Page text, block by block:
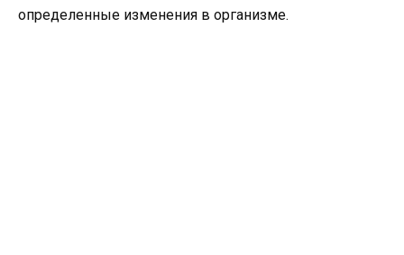
определенные изменения в организме.